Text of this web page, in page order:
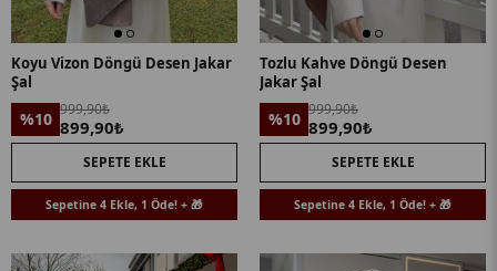
Koyu Vizon Döngü Desen Jakar
Şal
%10 999,90₺
899,90₺
SEPETE EKLE
Sepetine 4 Ekle, 1 Öde! + 🎁
Tozlu Kahve Döngü Desen
Jakar Şal
%10 999,90₺
899,90₺
SEPETE EKLE
Sepetine 4 Ekle, 1 Öde! + 🎁